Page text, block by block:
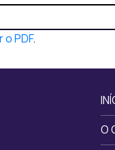
PDF.
O